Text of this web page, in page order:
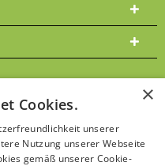
zzgl. Versandkosten
anders beschrieben | Bitte
×
Cookies.
unserer
Nutzung unserer Webseite
gemäß unserer Cookie-